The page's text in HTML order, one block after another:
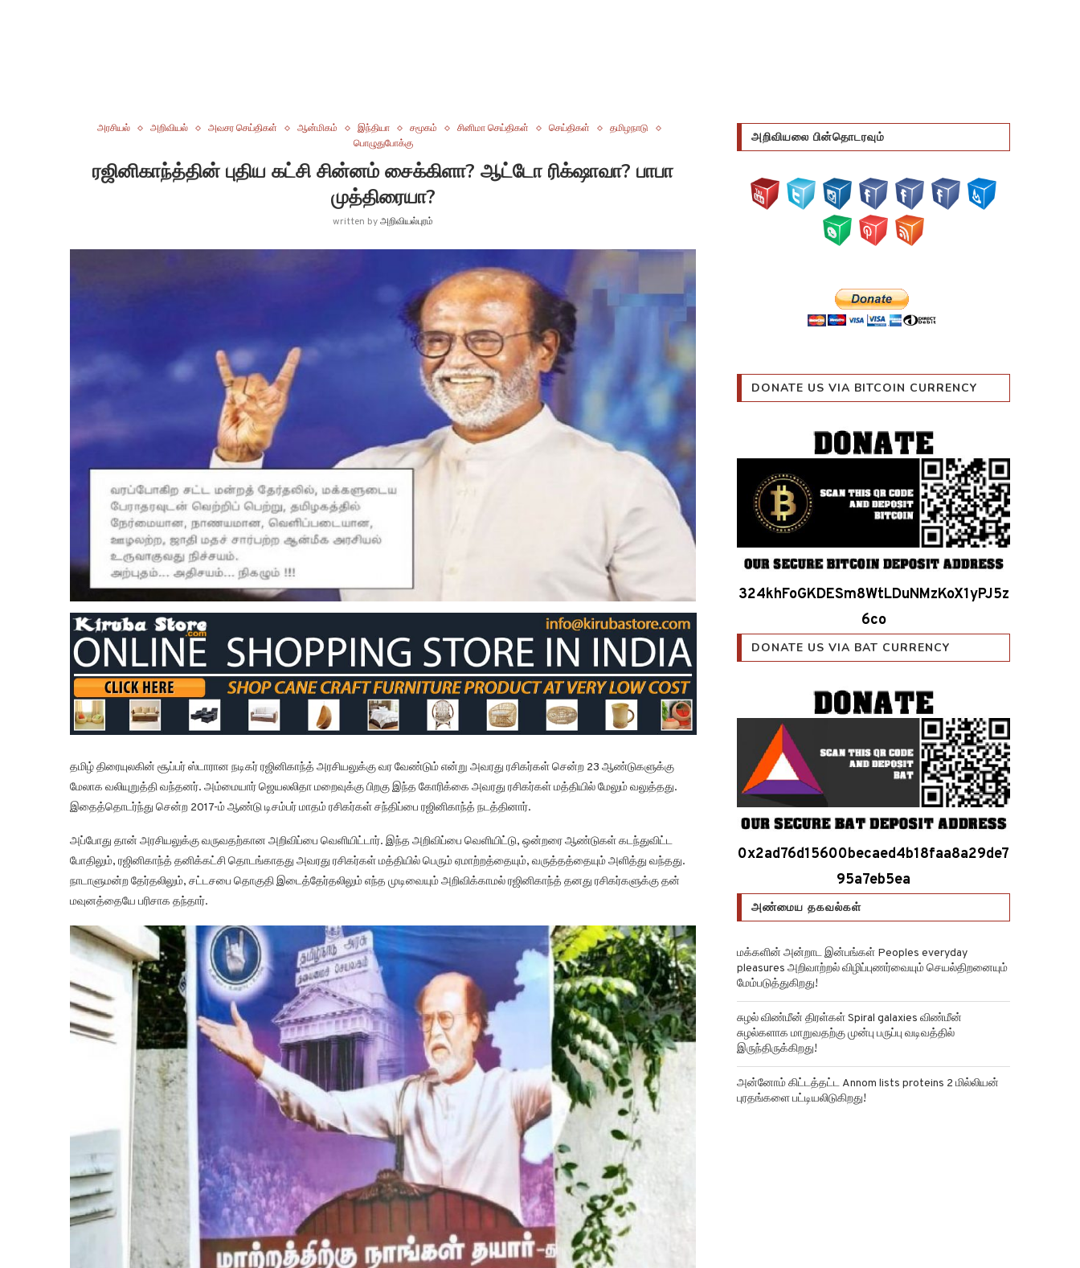
அரசியல் அறிவியல் அவசர செய்திகள் ஆன்மிகம் இந்தியா சமூகம் சினிமா செய்திகள் செய்திகள்
தமிழநாடு
பொழுதுபோக்கு
ரஜினிகாந்த்தின் புதிய கட்சி சின்னம் சைக்கிளா? ஆட்டோ ரிக்‌ஷாவா? பாபா
முத்திரையா?
written byஅறிவியல்புரம்
தமிழ் திரையுலகின் சூப்பர் ஸ்டாரான நடிகர் ரஜினிகாந்த் அரசியலுக்கு வர வேண்டும் என்று அவரது ரசிகர்கள் சென்ற 23 ஆண்டுகளுக்கு
மேலாக வலியுறுத்தி வந்தனர். அம்மையார் ஜெயலலிதா மறைவுக்கு பிறகு இந்த கோரிக்கை அவரது ரசிகர்கள் மத்தியில் மேலும் வலுத்தது.
இதைத்தொடர்ந்து சென்ற 2017-ம் ஆண்டு டிசம்பர் மாதம் ரசிகர்கள் சந்திப்பை ரஜினிகாந்த் நடத்தினார்.
அப்போது தான் அரசியலுக்கு வருவதற்கான அறிவிப்பை வெளியிட்டார். இந்த அறிவிப்பை வெளியிட்டு, ஒன்றரை ஆண்டுகள் கடந்துவிட்ட
போதிலும், ரஜினிகாந்த் தனிக்கட்சி தொடங்காதது அவரது ரசிகர்கள் மத்தியில் பெரும் ஏமாற்றத்தையும், வருத்தத்தையும் அளித்து வந்தது.
நாடாளுமன்ற தேர்தலிலும், சட்டசபை தொகுதி இடைத்தேர்தலிலும் எந்த முடிவையும் அறிவிக்காமல் ரஜினிகாந்த் தனது ரசிகர்களுக்கு தன்
மவுனத்தையே பரிசாக தந்தார்.
அறிவியலை பின்தொடரவும்
DONATE US VIA BITCOIN CURRENCY
324khFoGKDESm8WtLDuNMzKoX1yPJ5z
6co
DONATE US VIA BAT CURRENCY
0x2ad76d15600becaed4b18faa8a29de7
95a7eb5ea
அண்மைய தகவல்கள்
மக்களின் அன்றாட இன்பங்கள் Peoples everyday
pleasures அறிவாற்றல் விழிப்புணர்வையும் செயல்திறனையும்
மேம்படுத்துகிறது!
சுழல் விண்மீன் திரள்கள் Spiral galaxies விண்மீன்
சுழல்களாக மாறுவதற்கு முன்பு பருப்பு வடிவத்தில்
இருந்திருக்கிறது!
அன்னோம் கிட்டத்தட்ட Annom lists proteins 2 மில்லியன்
புரதங்களை பட்டியலிடுகிறது!